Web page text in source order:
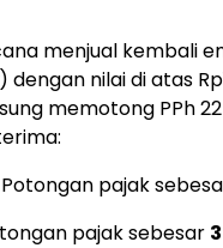
menjual kembali
) dengan nilai di atas
memotong PPh
Potongan pajak
pajak sebesar